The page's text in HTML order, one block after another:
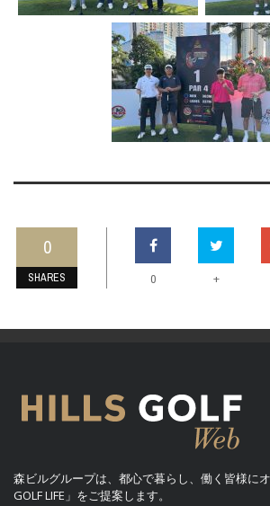
0
SHARES 0 +
森ビルグループは、都心で暮らし、働く皆様に
GOLF LIFE」をご提案します。